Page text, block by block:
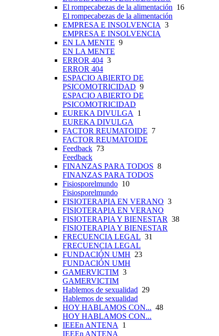
El rompecabezas de la alimentación 16
El rompecabezas de la alimentación
EMPRESA E INSOLVENCIA 3
EMPRESA E INSOLVENCIA
EN LA MENTE 9
EN LA MENTE
ERROR 404 3
ERROR 404
ESPACIO ABIERTO DE
PSICOMOTRICIDAD 9
ESPACIO ABIERTO DE
PSICOMOTRICIDAD
EUREKA DIVULGA
1
EUREKA DIVULGA
FACTOR REUMATOIDE 7
FACTOR REUMATOIDE
Feedback 73
Feedback
FINANZAS PARA TODOS 8
FINANZAS PARA TODOS
Fisiosporelmundo 10
Fisiosporelmundo
FISIOTERAPIA EN VERANO 3
FISIOTERAPIA EN VERANO
FISIOTERAPIA Y BIENESTAR 38
FISIOTERAPIA Y BIENESTAR
FRECUENCIA LEGAL 31
FRECUENCIA LEGAL
FUNDACIÓN UMH 23
FUNDACIÓN UMH
GAMERVICTIM 3
GAMERVICTIM
Hablemos de sexualidad 29
Hablemos de sexualidad
HOY HABLAMOS CON... 48
HOY HABLAMOS CON...
IEEEn ANTENA
1
IEEEn ANTENA